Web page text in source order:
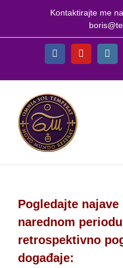
Kontaktirajte me
FacebookYouTube
Pogledajte
narednom
retrospektivno
događaje: